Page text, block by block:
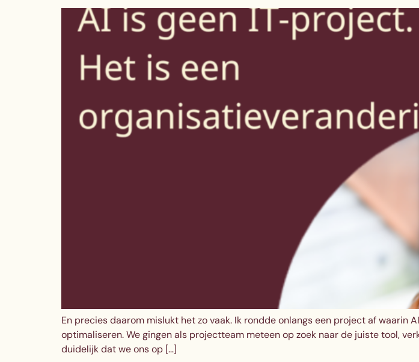
En precies daarom mislukt het zo vaak. Ik rondde onlangs een project af waarin
optimaliseren. We gingen als projectteam meteen op zoek naar de juiste tool,
duidelijk dat we ons op […]